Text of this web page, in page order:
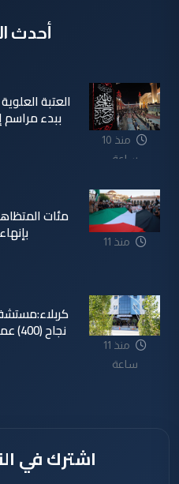
أحدث
منذ 10
ساعة
العتبة
ببدء
منذ 11
مئات
منذ 11
ساعة
اشترك في